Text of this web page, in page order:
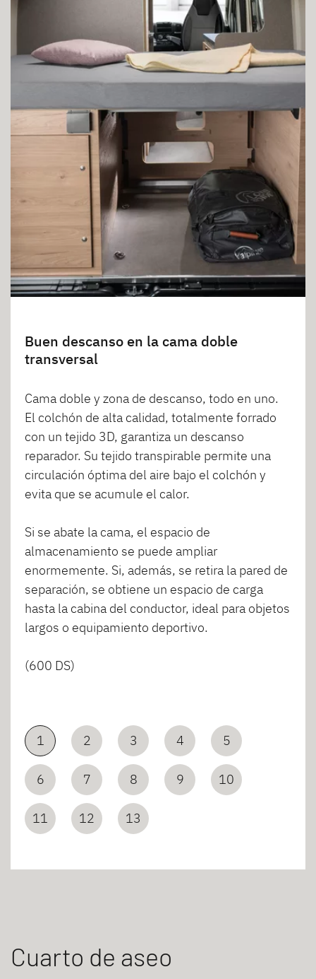
Buen descanso en la cama doble
transversal
Cama doble y zona de descanso, todo en uno.
El colchón de alta calidad, totalmente forrado
con un tejido 3D, garantiza un descanso
reparador. Su tejido transpirable permite una
circulación óptima del aire bajo el colchón y
evita que se acumule el calor.
Si se abate la cama, el espacio de
almacenamiento se puede ampliar
enormemente. Si, además, se retira la pared de
separación, se obtiene un espacio de carga
hasta la cabina del conductor, ideal para objetos
largos o equipamiento deportivo.
(600 DS)
1 2 3 4 5
6 7 8 9 10
11 12 13
Cuarto de aseo